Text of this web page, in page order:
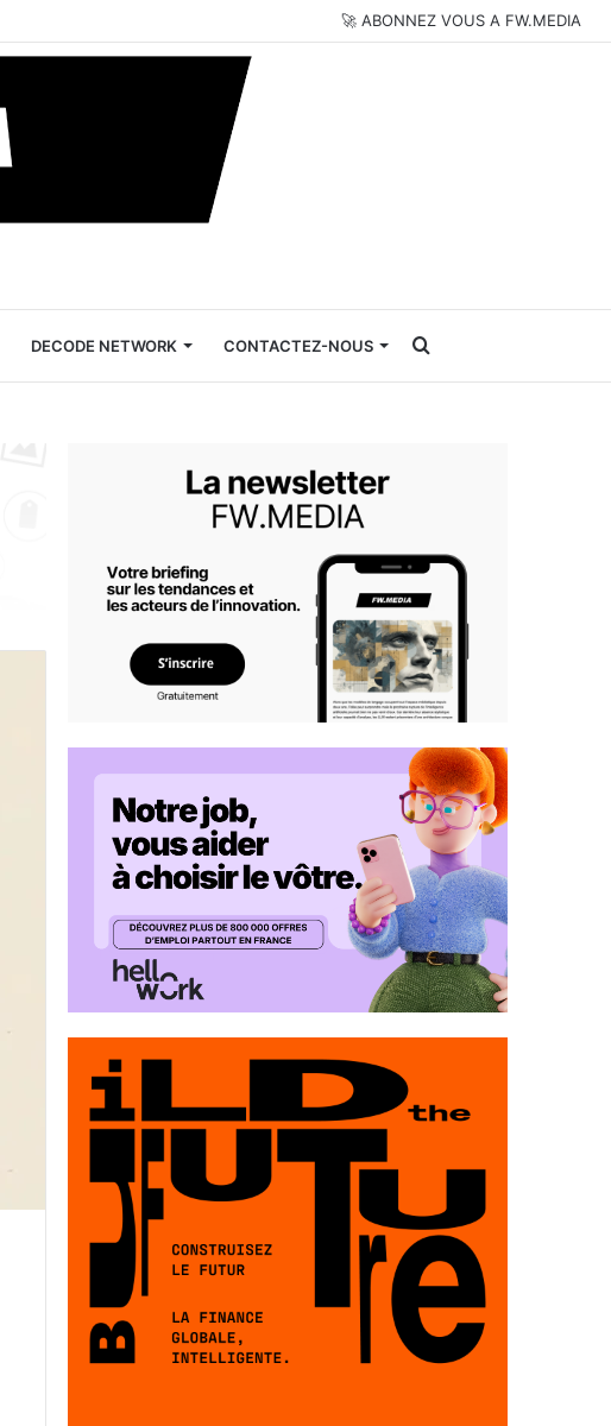
🚀 ABONNEZ VOUS A FW.MEDIA
DECODE NETWORK CONTACTEZ-NOUS Rechercher